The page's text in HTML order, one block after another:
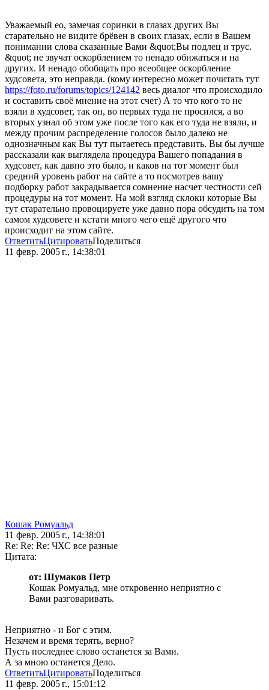
Уважаемый ео, замечая соринки в глазах других Вы
старательно не видите брёвен в своих глазах, если в Вашем
понимании слова сказанные Вами &quot;Вы подлец и трус.
&quot; не звучат оскорблением то ненадо обижаться и на
других. И ненадо обобщать про всеобщее оскорбление
худсовета, это неправда. (кому интересно может почитать тут
https://foto.ru/forums/topics/124142 весь диалог что происходило
и составить своё мнение на этот счет) А то что кого то не
взяли в худсовет, так он, во первых туда не просился, а во
вторых узнал об этом уже после того как его туда не взяли, и
между прочим распределение голосов было далеко не
однозначным как Вы тут пытаетесь представить. Вы бы лучше
рассказали как выглядела процедура Вашего попадания в
худсовет, как давно это было, и каков на тот момент был
средний уровень работ на сайте а то посмотрев вашу
подборку работ закрадывается сомнение насчет честности сей
процедуры на тот момент. На мой взгляд склоки которые Вы
тут старательно провоцируете уже давно пора обсудить на том
самом худсовете и кстати много чего ещё другого что
происходит на этом сайте.
ОтветитьЦитироватьПоделиться
11 февр. 2005 г., 14:38:01
Кошак Ромуальд
11 февр. 2005 г., 14:38:01
Re: Re: Re: ЧХС все разные
Цитата:
от: Шумаков Петр
Кошак Ромуальд, мне откровенно неприятно с
Вами разговаривать.
Неприятно - и Бог с этим.
Незачем и время терять, верно?
Пусть последнее слово останется за Вами.
А за мною останется Дело.
ОтветитьЦитироватьПоделиться
11 февр. 2005 г., 15:01:12